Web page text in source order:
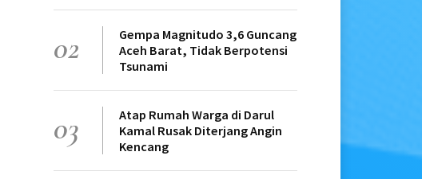
02
Gempa Magnitudo 3,6 Guncang
Aceh Barat, Tidak Berpotensi
Tsunami
03
Atap Rumah Warga di Darul
Kamal Rusak Diterjang Angin
Kencang